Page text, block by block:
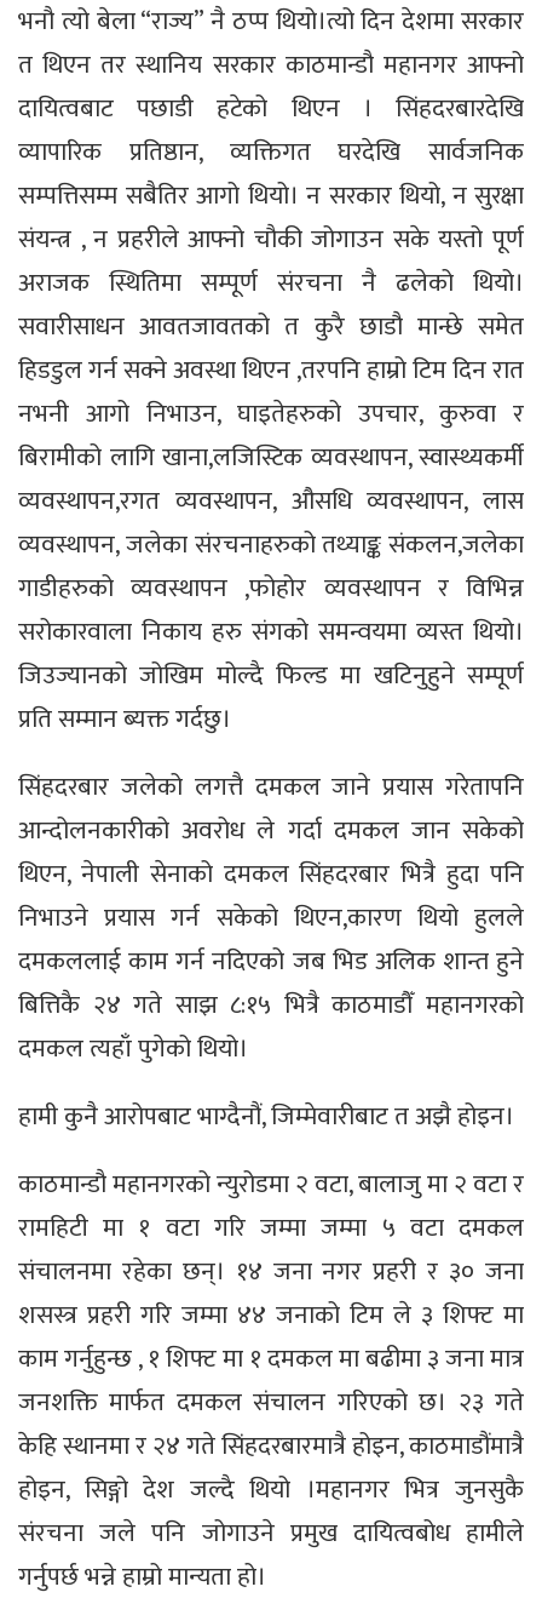
भनौ त्यो बेला “राज्य” नै ठप्प थियो।त्यो दिन देशमा सरकार
त थिएन तर स्थानिय सरकार काठमान्डौ महानगर आफ्नो
दायित्वबाट पछाडी हटेको थिएन । सिंहदरबारदेखि
व्यापारिक प्रतिष्ठान, व्यक्तिगत घरदेखि सार्वजनिक
सम्पत्तिसम्म सबैतिर आगो थियो। न सरकार थियो, न सुरक्षा
संयन्त्र , न प्रहरीले आफ्नो चौकी जोगाउन सके यस्तो पूर्ण
अराजक स्थितिमा सम्पूर्ण संरचना नै ढलेको थियो।
सवारीसाधन आवतजावतको त कुरै छाडौ मान्छे समेत
हिडडुल गर्न सक्ने अवस्था थिएन ,तरपनि हाम्रो टिम दिन रात
नभनी आगो निभाउन, घाइतेहरुको उपचार, कुरुवा र
बिरामीको लागि खाना,लजिस्टिक व्यवस्थापन, स्वास्थ्यकर्मी
व्यवस्थापन,रगत व्यवस्थापन, औसधि व्यवस्थापन, लास
व्यवस्थापन, जलेका संरचनाहरुको तथ्याङ्क संकलन,जलेका
गाडीहरुको व्यवस्थापन ,फोहोर व्यवस्थापन र विभिन्न
सरोकारवाला निकाय हरु संगको समन्वयमा व्यस्त थियो।
जिउज्यानको जोखिम मोल्दै फिल्ड मा खटिनुहुने सम्पूर्ण
प्रति सम्मान ब्यक्त गर्दछु।
सिंहदरबार जलेको लगत्तै दमकल जाने प्रयास गरेतापनि
आन्दोलनकारीको अवरोध ले गर्दा दमकल जान सकेको
थिएन, नेपाली सेनाको दमकल सिंहदरबार भित्रै हुदा पनि
निभाउने प्रयास गर्न सकेको थिएन,कारण थियो हुलले
दमकललाई काम गर्न नदिएको जब भिड अलिक शान्त हुने
बित्तिकै २४ गते साझ ८:१५ भित्रै काठमाडौँ महानगरको
दमकल त्यहाँ पुगेको थियो।
हामी कुनै आरोपबाट भाग्दैनौं, जिम्मेवारीबाट त अझै होइन।
काठमान्डौ महानगरको न्युरोडमा २ वटा, बालाजु मा २ वटा र
रामहिटी मा १ वटा गरि जम्मा जम्मा ५ वटा दमकल
संचालनमा रहेका छन्। १४ जना नगर प्रहरी र ३० जना
शसस्त्र प्रहरी गरि जम्मा ४४ जनाको टिम ले ३ शिफ्ट मा
काम गर्नुहुन्छ , १ शिफ्ट मा १ दमकल मा बढीमा ३ जना मात्र
जनशक्ति मार्फत दमकल संचालन गरिएको छ। २३ गते
केहि स्थानमा र २४ गते सिंहदरबारमात्रै होइन, काठमाडौंमात्रै
होइन, सिङ्गो देश जल्दै थियो ।महानगर भित्र जुनसुकै
संरचना जले पनि जोगाउने प्रमुख दायित्वबोध हामीले
गर्नुपर्छ भन्ने हाम्रो मान्यता हो।